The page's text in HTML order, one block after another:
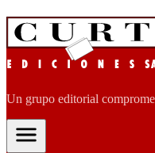
Un grupo editorial